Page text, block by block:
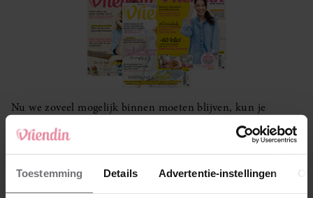
Toestemming Details Advertentie-instellingen
Nu we zoveel mogelijk binnen moeten blijven, kun je
Vriendin ook digitaal lezen.